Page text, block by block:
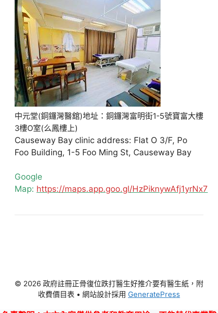
中元堂(銅鑼灣醫舘)地址：銅鑼灣富明街1-5號寶富大樓
3樓O室(么鳳樓上)
Causeway Bay clinic address: Flat O 3/F, Po
Foo Building, 1-5 Foo Ming St, Causeway Bay
Google
Map: https://maps.app.goo.gl/HzPiknywAfj1yrNx7
© 2026 政府註冊正骨復位跌打醫生好推介要有醫生紙，附
收費價目表 • 網站設計採用 GeneratePress